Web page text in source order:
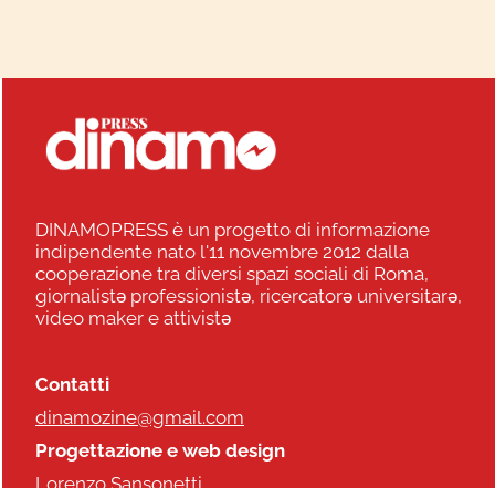
DINAMOPRESS è un progetto di informazione
indipendente nato l'11 novembre 2012 dalla
cooperazione tra diversi spazi sociali di Roma,
giornalistə professionistə, ricercatorə universitarə,
video maker e attivistə
Contatti
dinamozine@gmail.com
Progettazione e web design